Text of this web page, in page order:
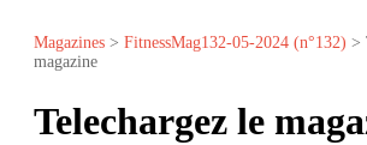
Magazines > FitnessMag132-05-2024 (n°132) >
magazine
Telechargez le